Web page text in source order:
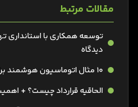
مقالات مرتبط
دیدگاه
۱۰ مثال اتوماسیون هوشمند برای سازمان شما
الحاقیه قرارداد چیست؟ +